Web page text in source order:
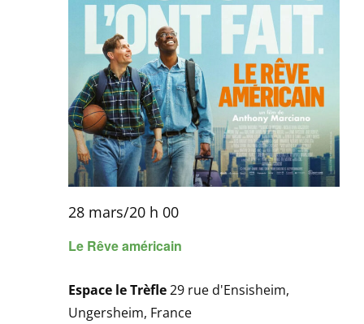
Le Rêve américain
28 mars/20 h 00
Espace le Trèfle29 rue d'Ensisheim,
Ungersheim, France